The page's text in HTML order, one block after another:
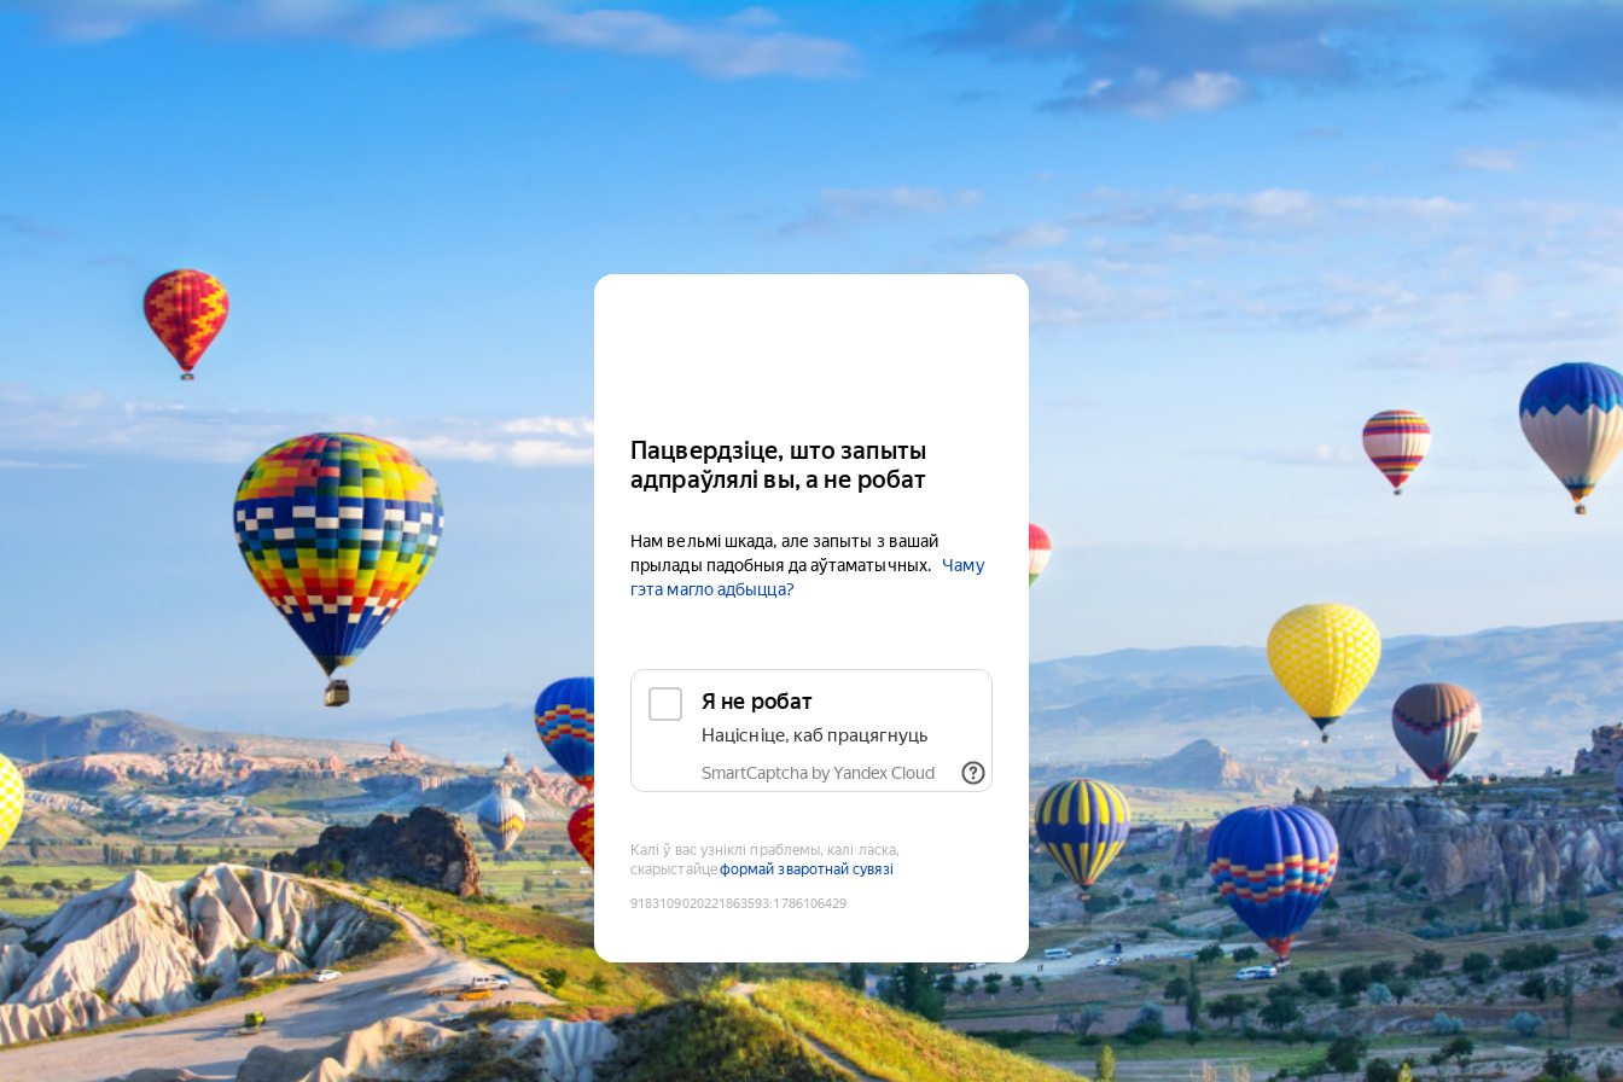
Пацвердзіце, што запыты
адпраўлялі вы, а не робат
Нам вельмі шкада, але запыты з вашай
прылады падобныя да аўтаматычных.
Чаму
гэта магло адбыцца?
Я не робат
Націсніце, каб працягнуць
SmartCaptcha by Yandex Cloud
Калі ў вас узніклі праблемы, калі ласка,
скарыстайцеформай зваротнай сувязі
9183109020221863593:1786106429